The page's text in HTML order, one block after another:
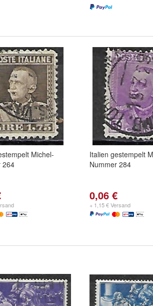
Michel-
264
Italien gestempelt
Nummer 284
0,06 €
+ 1,15 € Versand